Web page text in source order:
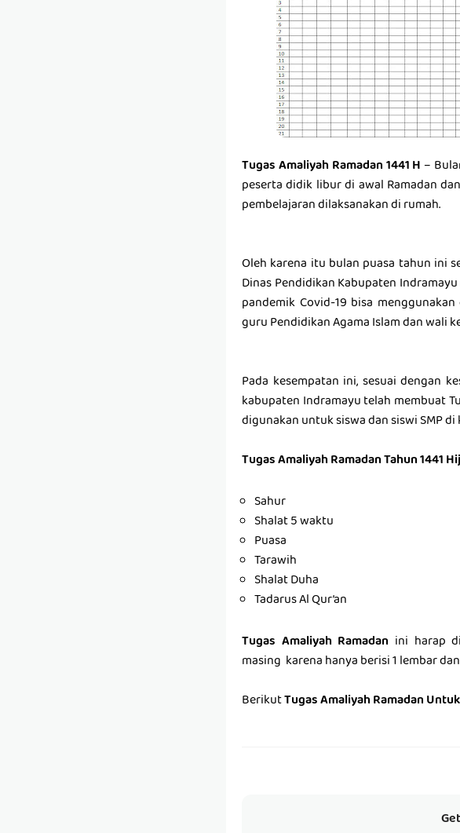
Tugas Amaliyah Ramadan 1441 H –
peserta didik libur di awal Ramadan
pembelajaran dilaksanakan di rumah.
Oleh karena itu bulan puasa tahun ini
Dinas Pendidikan Kabupaten
pandemik Covid-19 bisa
guru Pendidikan Agama Islam dan wali
Pada kesempatan ini, sesuai dengan
kabupaten Indramayu telah membuat
digunakan untuk siswa dan siswi SMP
Tugas Amaliyah Ramadan Tahun 1441
Sahur
Shalat 5 waktu
Puasa
Tarawih
Shalat Duha
Tadarus Al Qur’an
Tugas Amaliyah Ramadan ini harap
masing karena hanya berisi 1 lembar
BerikutTugas Amaliyah Ramadan